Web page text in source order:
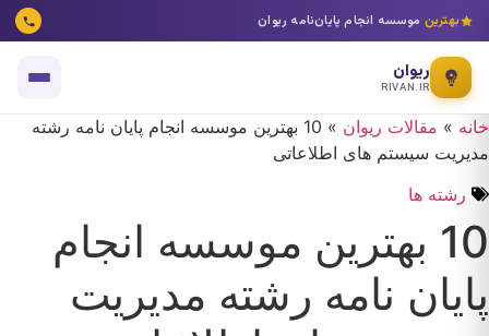
بهترین موسسه انجام پایان‌نامه ریوان
ریوان
RIVAN.IR
خانه » مقالات ریوان »
10 بهترین موسسه انجام پایان نامه رشته
مدیریت سیستم های اطلاعاتی
رشته ها
10 بهترین موسسه انجام
پایان نامه رشته مدیریت